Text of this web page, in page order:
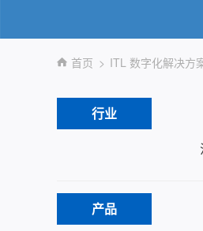
首页 ITL 数字化解决方
行业
产品